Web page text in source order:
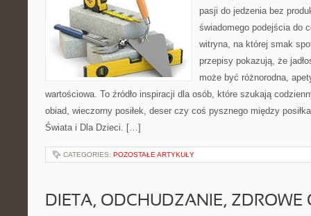
pasji do jedzenia bez
świadomego podejścia do
witryna, na której smak
przepisy pokazują, że
może być różnorodna,
wartościowa. To źródło inspiracji dla osób, które szukają
obiad, wieczorny posiłek, deser czy coś pysznego między
Świata i Dla Dzieci. […]
CATEGORIES: POZOSTAŁE ARTYKUŁY
DIETA, ODCHUDZANIE, ZDROWE